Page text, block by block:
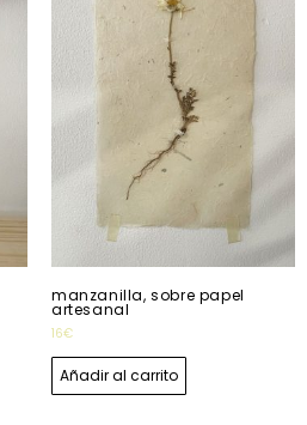
manzanilla, sobre papel
artesanal
16€
Añadir al carrito